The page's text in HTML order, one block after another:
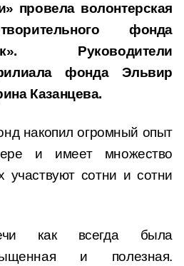
провела волонтерская
фонда
Руководители
фонда Эльвир
Казанцева.
накопил огромный опыт
и имеет множество
участвуют сотни и сотни
как всегда была
и полезная.